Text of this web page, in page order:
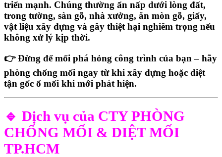
triển mạnh. Chúng thường ẩn nấp dưới lòng đất,
trong tường, sàn gỗ, nhà xưởng, ăn mòn gỗ, giấy,
vật liệu xây dựng và gây thiệt hại nghiêm trọng nếu
không xử lý kịp thời.
👉 Đừng để mối phá hỏng công trình của bạn – hãy
phòng chống mối ngay từ khi xây dựng hoặc diệt
tận gốc ổ mối khi mới phát hiện.
🔹 Dịch vụ của CTY PHÒNG
CHỐNG MỐI & DIỆT MỐI
TP.HCM